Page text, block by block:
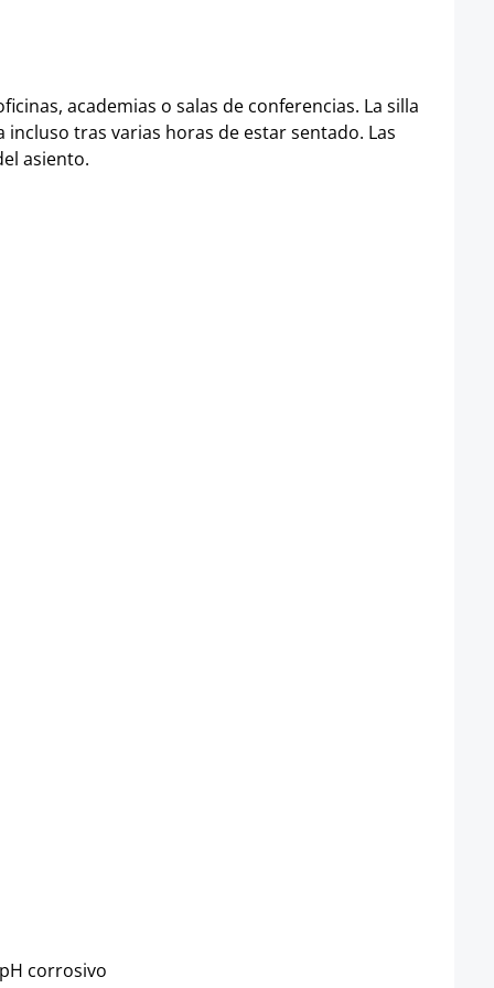
academias o salas de conferencias. La silla
tras varias horas de estar sentado. Las
asiento.
corrosivo